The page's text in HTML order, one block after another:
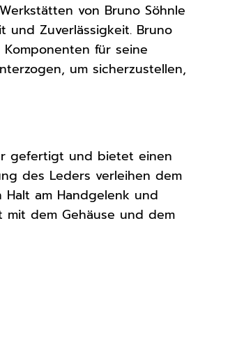
von Bruno Söhnle
und Zuverlässigkeit. Bruno
für seine
um sicherzustellen,
gefertigt und bietet einen
des Leders verleihen dem
am Handgelenk und
dem Gehäuse und dem